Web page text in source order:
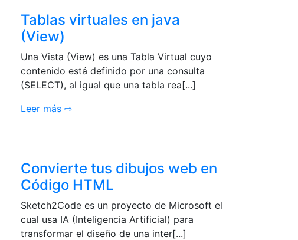
Tablas virtuales en java
(View)
Una Vista (View) es una Tabla Virtual cuyo
contenido está definido por una consulta
(SELECT), al igual que una tabla rea[...]
Leer más ⇨
Convierte tus dibujos web en
Código HTML
Sketch2Code es un proyecto de Microsoft el
cual usa IA (Inteligencia Artificial) para
transformar el diseño de una inter[...]